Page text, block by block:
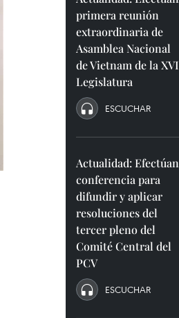
primera reunión
extraordinaria de
Asamblea Nacional
de Vietnam de la XVI
Legislatura
ESCUCHAR
Actualidad: Efectúan
conferencia para
difundir y aplicar
resoluciones del
tercer pleno del
Comité Central del
PCV
ESCUCHAR